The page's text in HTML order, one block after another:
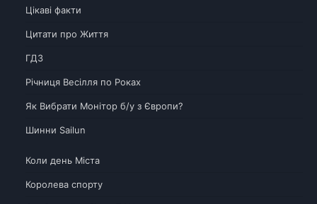
Цікаві факти
Цитати про Життя
ГДЗ
Річниця Весілля по Роках
Як Вибрати Монітор б/у з Європи?
Шинни Sailun
Коли день Міста
Королева спорту